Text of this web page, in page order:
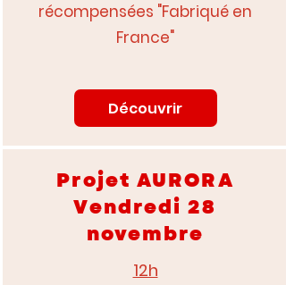
récompensées "Fabriqué en
France"
Découvrir
Projet AURORA
Vendredi 28
novembre
12h